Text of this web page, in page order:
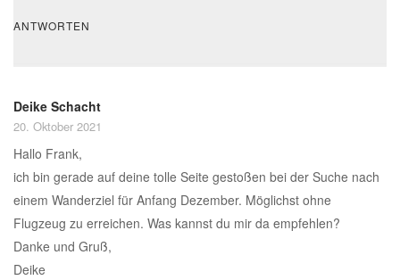
ANTWORTEN
Deike Schacht
20. Oktober 2021
Hallo Frank,
ich bin gerade auf deine tolle Seite gestoßen bei der Suche nach
einem Wanderziel für Anfang Dezember. Möglichst ohne
Flugzeug zu erreichen. Was kannst du mir da empfehlen?
Danke und Gruß,
Deike